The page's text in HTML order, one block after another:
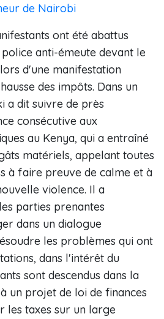
de Nairobi
ont été abattus
anti-émeute devant le
d'une manifestation
des impôts. Dans un
a dit suivre de près
consécutive aux
au Kenya, qui a entraîné
matériels, appelant toutes
à faire preuve de calme et à
violence. Il a
parties prenantes
dans un dialogue
les problèmes qui ont
dans l'intérêt du
sont descendus dans la
un projet de loi de finances
les taxes sur un large